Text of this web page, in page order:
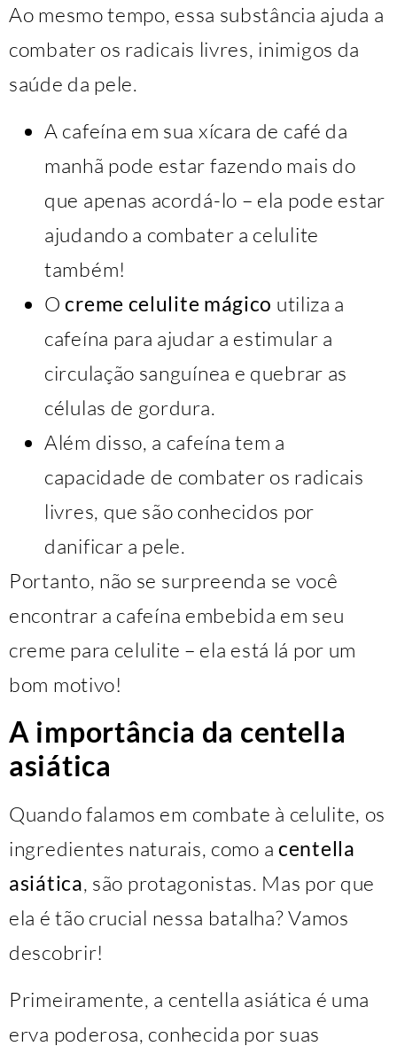
Ao mesmo tempo, essa substância ajuda a
combater os radicais livres, inimigos da
saúde da pele.
A cafeína em sua xícara de café da
manhã pode estar fazendo mais do
que apenas acordá-lo – ela pode estar
ajudando a combater a celulite
também!
Ocreme celulite mágico utiliza a
cafeína para ajudar a estimular a
circulação sanguínea e quebrar as
células de gordura.
Além disso, a cafeína tem a
capacidade de combater os radicais
livres, que são conhecidos por
danificar a pele.
Portanto, não se surpreenda se você
encontrar a cafeína embebida em seu
creme para celulite – ela está lá por um
bom motivo!
A importância da centella
asiática
Quando falamos em combate à celulite, os
ingredientes naturais, como a centella
asiática , são protagonistas. Mas por que
ela é tão crucial nessa batalha? Vamos
descobrir!
Primeiramente, a centella asiática é uma
erva poderosa, conhecida por suas